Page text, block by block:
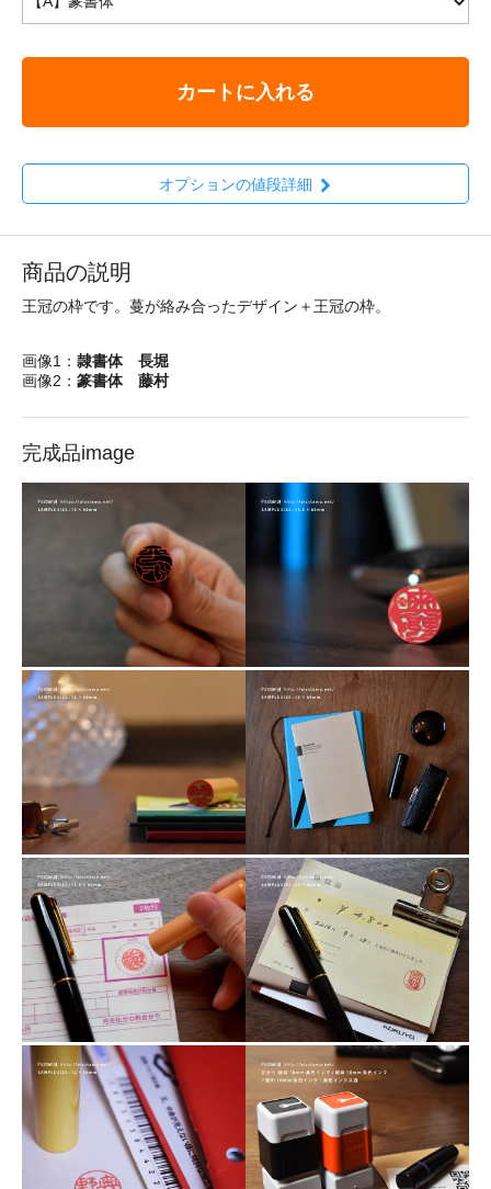
カートに入れる
オプションの値段詳細
商品の説明
王冠の枠です。蔓が絡み合ったデザイン＋王冠の枠。
画像1： 隷書体 長堀
画像2： 篆書体 藤村
完成品image